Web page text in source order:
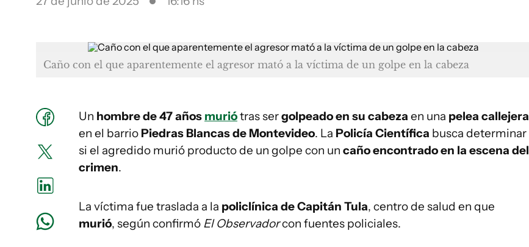
Caño con el que aparentemente el agresor mató a la víctima de un golpe en la cabeza
Un hombre de 47 años muriótras sergolpeado en su cabeza en una pelea callejera
en el barrio Piedras Blancas de Montevideo. La Policía Científica busca determinar
si el agredido murió producto de un golpe con un caño encontrado en la escena del
crimen.
La víctima fue traslada a la policlínica de Capitán Tula, centro de salud en que
murió, según confirmó El Observadorcon fuentes policiales.